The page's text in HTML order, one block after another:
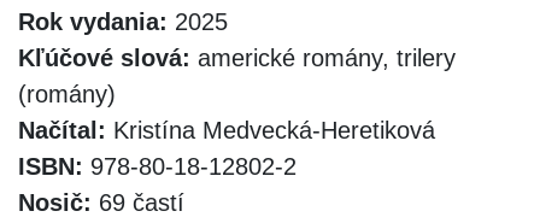
Rok vydania: 2025
Kľúčové slová: americké romány, trilery
(romány)
Načítal: Kristína Medvecká-Heretiková
ISBN: 978-80-18-12802-2
Nosič: 69 častí